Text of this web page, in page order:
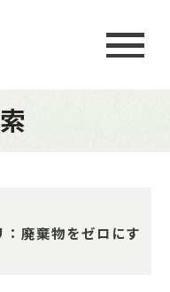
：廃棄物をゼロにす